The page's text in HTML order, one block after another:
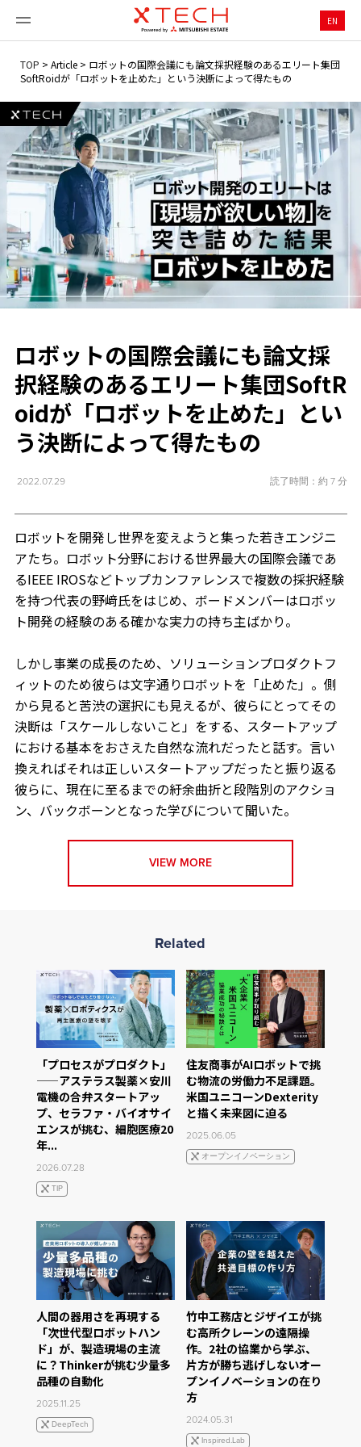
EN
TOP > Article > ロボットの国際会議にも論文採択経験のあるエリート集団
SoftRoidが「ロボットを止めた」という決断によって得たもの
ロボットの国際会議にも論文採
択経験のあるエリート集団SoftR
oidが「ロボットを止めた」とい
う決断によって得たもの
2022.07.29 読了時間：約 7 分
ロボットを開発し世界を変えようと集った若きエンジニ
アたち。ロボット分野における世界最大の国際会議であ
るIEEE IROSなどトップカンファレンスで複数の採択経験
を持つ代表の野﨑氏をはじめ、ボードメンバーはロボッ
ト開発の経験のある確かな実力の持ち主ばかり。
しかし事業の成長のため、ソリューションプロダクトフ
ィットのため彼らは文字通りロボットを「止めた」。側
から見ると苦渋の選択にも見えるが、彼らにとってその
決断は「スケールしないこと」をする、スタートアップ
における基本をおさえた自然な流れだったと話す。言い
換えればそれは正しいスタートアップだったと振り返る
彼らに、現在に至るまでの紆余曲折と段階別のアクショ
ン、バックボーンとなった学びについて聞いた。
VIEW MORE
Related
「プロセスがプロダクト」
——アステラス製薬×安川
電機の合弁スタートアッ
プ、セラファ・バイオサイ
エンスが挑む、細胞医療20
年...
2026.07.28
TIP
住友商事がAIロボットで挑
む物流の労働力不足課題。
米国ユニコーンDexterity
と描く未来図に迫る
2025.06.05
オープンイノベーション
人間の器用さを再現する
「次世代型ロボットハン
ド」が、製造現場の主流
に？Thinkerが挑む少量多
品種の自動化
2025.11.25
DeepTech
竹中工務店とジザイエが挑
む高所クレーンの遠隔操
作。2社の協業から学ぶ、
片方が勝ち逃げしないオー
プンイノベーションの在り
方
2024.05.31
Inspired.Lab